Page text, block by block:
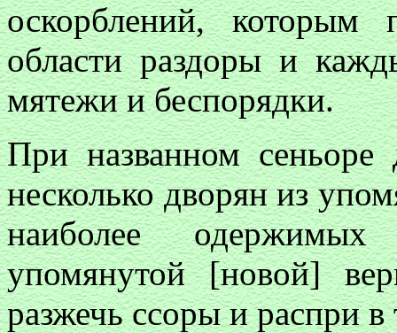
оскорблений, которым
области раздоры и
мятежи и беспорядки.
При названном сеньоре
несколько дворян из
наиболее
упомянутой [новой]
разжечь ссоры и распри